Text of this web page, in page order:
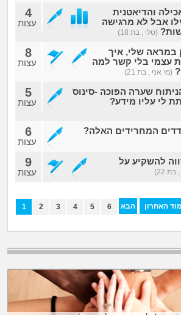
והדיאטנית
שאעלה 6 קילו אבל לא מרגישה
(טלי , בת 18)
4
עצות
במראה שלי, איך
עצמי בלי קשר למה
(מי אני , בת 21)
8
עצות
שערה הפוכה -סינוס
לי עליו מידע?
5
עצות
המחרידים האלה? 6
עצות
להשקיע על
22)
9
עצות
1 2 3 4 5 6 הבא האחרון